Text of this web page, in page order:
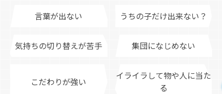
言葉が出ない うちの子だけ出来ない？
気持ちの切り替えが苦手 集団になじめない
こだわりが強い
イライラして物や人に当た
る